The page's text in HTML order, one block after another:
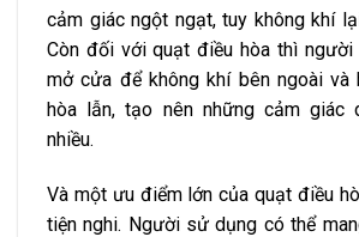
cảm giác ngột ngạt, tuy không khí
Còn đối với quạt điều hòa thì
mở cửa để không khí bên ngoài và
hòa lẫn, tạo nên những cảm giác
nhiều.
Và một ưu điểm lớn của quạt điều
tiện nghi. Người sử dụng có thể